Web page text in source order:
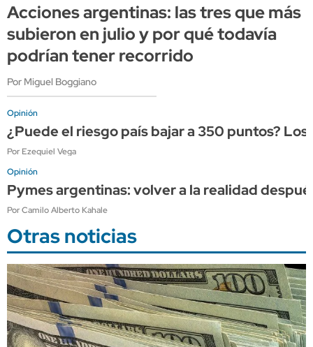
Acciones argentinas: las tres que más
subieron en julio y por qué todavía
podrían tener recorrido
Por Miguel Boggiano
Opinión
¿Puede el riesgo país bajar a 350 puntos?
Por Ezequiel Vega
Opinión
Pymes argentinas: volver a la realidad
Por Camilo Alberto Kahale
Otras noticias